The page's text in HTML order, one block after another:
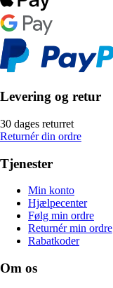
Levering og retur
30 dages returret
Returnér din ordre
Tjenester
Min konto
Hjælpecenter
Følg min ordre
Returnér min ordre
Rabatkoder
Om os